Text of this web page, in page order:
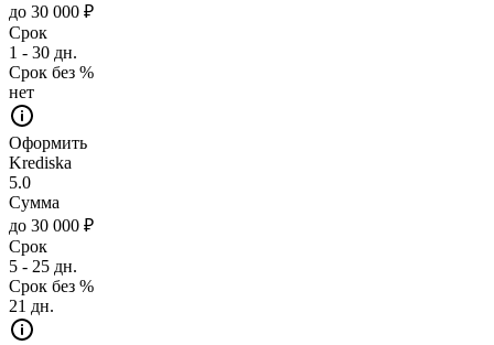
до 30 000 ₽
Срок
1 - 30 дн.
Срок без %
нет
Оформить
Krediska
5.0
Сумма
до 30 000 ₽
Срок
5 - 25 дн.
Срок без %
21 дн.